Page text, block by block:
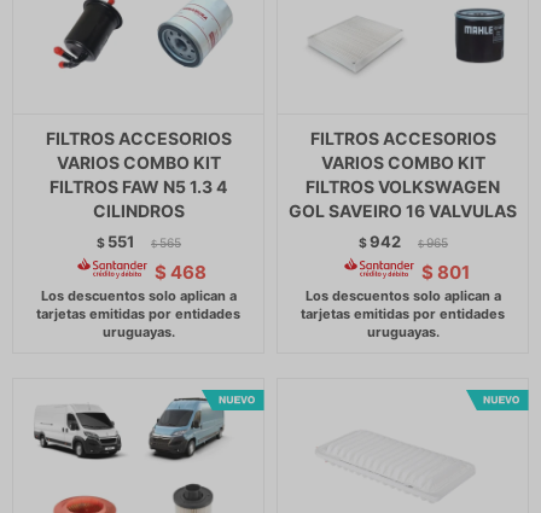
FILTROS ACCESORIOS
VARIOS COMBO KIT
FILTROS FAW N5 1.3 4
CILINDROS
$ 551 $ 565
$ 468
FILTROS ACCESORIOS
VARIOS COMBO KIT
FILTROS VOLKSWAGEN
GOL SAVEIRO 16 VALVULAS
$942 $ 965
$ 801